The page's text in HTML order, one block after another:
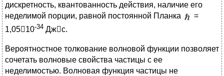
дискретность, квантованность действия, наличие его
неделимой порции, равной постоянной Планка
=
1,0510-34 Джс.
Вероятностное толкование волновой функции позволяет
сочетать волновые свойства частицы с ее
неделимостью. Волновая функция частицы не